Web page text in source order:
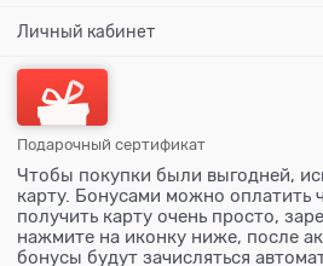
Личный кабинет
Подарочный сертификат
Чтобы покупки были выгодней,
карту. Бонусами можно оплатить
получить карту очень просто,
нажмите на иконку ниже, после
бонусы будут зачисляться